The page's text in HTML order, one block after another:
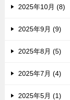
2025年10月 (8)
2025年9月 (9)
2025年8月 (5)
2025年7月 (4)
2025年5月 (1)